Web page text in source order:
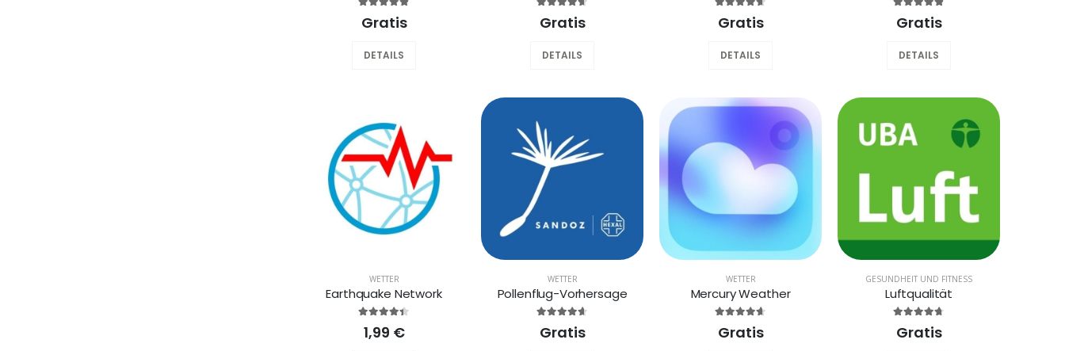
Gratis
DETAILS
Gratis
DETAILS
Gratis
DETAILS
Gratis
DETAILS
WETTER
Earthquake Network
1,99 €
WETTER
Pollenflug-Vorhersage
Gratis
WETTER
Mercury Weather
Gratis
GESUNDHEIT UND FITNESS
Luftqualität
Gratis